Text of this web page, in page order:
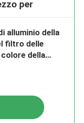
per
alluminio della
filtro delle
della